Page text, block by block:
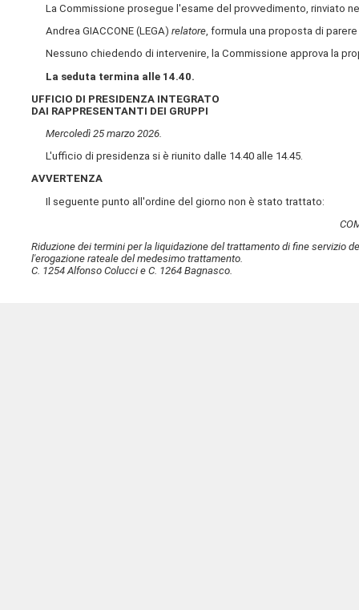
La Commissione prosegue l'esame del provvedimento, rinviato
Andrea GIACCONE (LEGA)relatore, formula una proposta di
Nessuno chiedendo di intervenire, la Commissione approva la
La seduta termina alle 14.40.
UFFICIO DI PRESIDENZA INTEGRATO
DAI RAPPRESENTANTI DEI GRUPPI
Mercoledì 25 marzo 2026.
L'ufficio di presidenza si è riunito dalle 14.40 alle 14.45.
AVVERTENZA
Il seguente punto all'ordine del giorno non è stato trattato:
Riduzione dei termini per la liquidazione del trattamento di fine servizio
l'erogazione rateale del medesimo trattamento.
C. 1254 Alfonso Colucci e C. 1264 Bagnasco.